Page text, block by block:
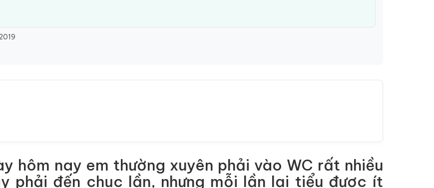
hôm nay em thường xuyên phải vào WC rất nhiều
phải đến chục lần, nhưng mỗi lần lại tiểu được ít